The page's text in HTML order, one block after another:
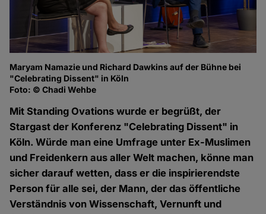
Maryam Namazie und Richard Dawkins auf der Bühne bei
"Celebrating Dissent" in Köln
Foto: © Chadi Wehbe
Mit Standing Ovations wurde er begrüßt, der
Stargast der Konferenz "Celebrating Dissent" in
Köln. Würde man eine Umfrage unter Ex-Muslimen
und Freidenkern aus aller Welt machen, könne man
sicher darauf wetten, dass er die inspirierendste
Person für alle sei, der Mann, der das öffentliche
Verständnis von Wissenschaft, Vernunft und